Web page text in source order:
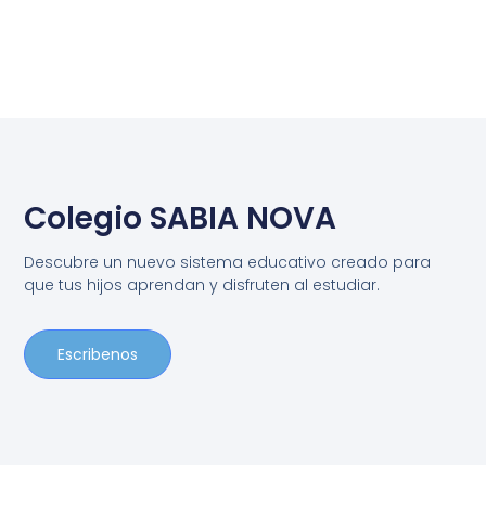
Colegio SABIA NOVA
Descubre un nuevo sistema educativo creado para
que tus hijos aprendan y disfruten al estudiar.
Escribenos